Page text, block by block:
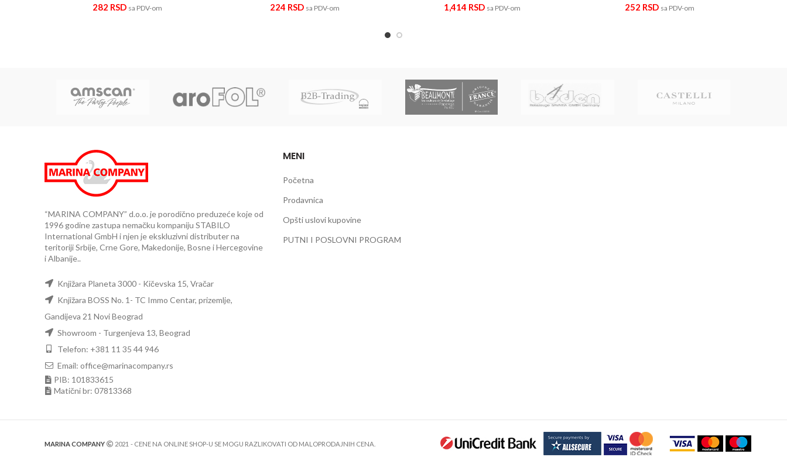
282 RSD sa PDV-om 224 RSD sa PDV-om 1,414 RSD sa PDV-om 252 RSD sa PDV-om
“MARINA COMPANY” d.o.o. je porodično preduzeće koje od
1996 godine zastupa nemačku kompaniju STABILO
International GmbH i njen je ekskluzivni distributer na
teritoriji Srbije, Crne Gore, Makedonije, Bosne i Hercegovine
i Albanije..
Knjižara Planeta 3000 - Kičevska 15, Vračar
Knjižara BOSS No. 1- TC Immo Centar, prizemlje,
Gandijeva 21 Novi Beograd
Showroom - Turgenjeva 13, Beograd
Telefon: +381 11 35 44 946
Email: office@marinacompany.rs
PIB: 101833615
Matični br: 07813368
MENI
Početna
Prodavnica
Opšti uslovi kupovine
PUTNI I POSLOVNI PROGRAM
MARINA COMPANY 2021 - CENE NA ONLINE SHOP-U SE MOGU RAZLIKOVATI OD MALOPRODAJNIH CENA.